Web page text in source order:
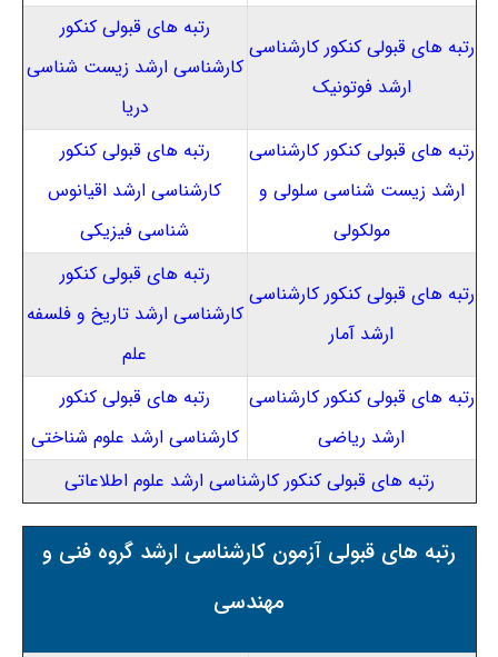
رتبه های قبولی کنکور کارشناسی
ارشد فوتونیک
رتبه های قبولی کنکور
کارشناسی ارشد زیست شناسی
دریا
رتبه های قبولی کنکور کارشناسی
ارشد زیست شناسی سلولی و
مولکولی
رتبه های قبولی کنکور
کارشناسی ارشد اقیانوس
شناسی فیزیکی
رتبه های قبولی کنکور کارشناسی
ارشد آمار
رتبه های قبولی کنکور
کارشناسی ارشد تاریخ و فلسفه
علم
رتبه های قبولی کنکور کارشناسی
ارشد ریاضی
رتبه های قبولی کنکور
کارشناسی ارشد علوم شناختی
رتبه های قبولی کنکور کارشناسی ارشد علوم اطلاعاتی
رتبه های قبولی آزمون کارشناسی ارشد گروه فنی و
مهندسی